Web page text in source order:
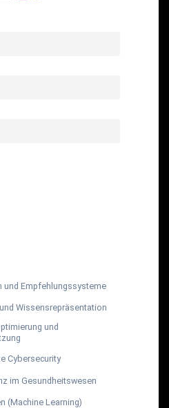
und Empfehlungssysteme
Wissensrepräsentation
und
Cybersecurity
im Gesundheitswesen
(Machine Learning)